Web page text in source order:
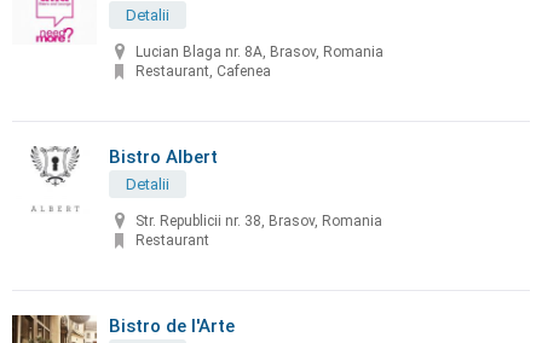
Detalii
Lucian Blaga nr. 8A, Brasov, Romania
Restaurant, Cafenea
Bistro Albert
Detalii
Str. Republicii nr. 38, Brasov, Romania
Restaurant
Bistro de l'Arte